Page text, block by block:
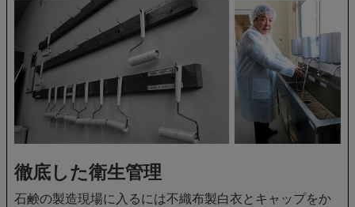
徹底した衛生管理
石鹸の製造現場に入るには不織布製白衣とキャップをか